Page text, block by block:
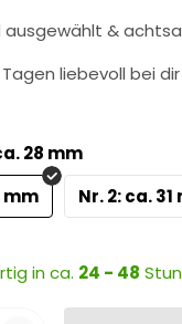
ausgewählt &
liebevoll bei
28 mm
mm
Nr. 2: ca. 31
in ca. 24 - 48